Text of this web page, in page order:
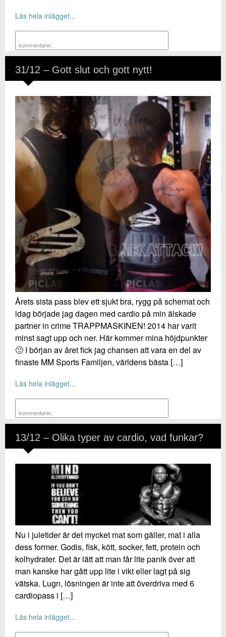
Läs hela inlägget...
kommentarer,
31/12 – Gott slut och gott nytt!
Årets sista pass blev ett sjukt bra, rygg på schemat och
idag började jag dagen med cardio på min älskade
partner in crime TRAPPMASKINEN! 2014 har varit
minst sagt upp och ner. Här kommer mina höjdpunkter
🙂 I början av året fick jag chansen att vara en del av
finaste MM Sports Familjen, världens bästa […]
Läs hela inlägget...
kommentarer,
13/12 – Olika typer av cardio, vad funkar?
Nu i juletider är det mycket mat som gäller, mat i alla
dess former. Godis, fisk, kött, socker, fett, protein och
kolhydrater. Det är lätt att man får lite panik över att
man kanske har gått upp lite i vikt eller lagt på sig
vätska. Lugn, lösningen är inte att överdriva med 6
cardiopass i […]
Läs hela inlägget...